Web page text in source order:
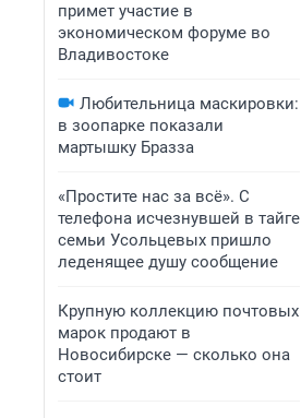
примет участие в
экономическом форуме во
Владивостоке
Любительница маскировки:
в зоопарке показали
мартышку Бразза
«Простите нас за всё». С
телефона исчезнувшей в тайге
семьи Усольцевых пришло
леденящее душу сообщение
Крупную коллекцию почтовых
марок продают в
Новосибирске — сколько она
стоит